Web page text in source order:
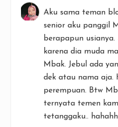
Aku sama teman
senior aku panggil
berapapun
karena dia muda
Mbak. Jebul ada
dek atau nama aja.
perempuan. Btw
ternyata temen
tetanggaku..